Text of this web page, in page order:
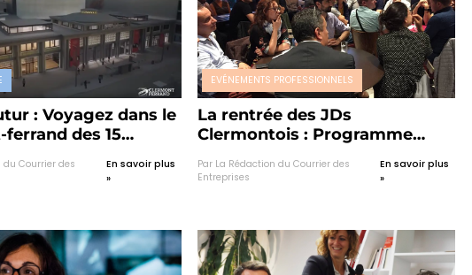
: Voyagez dans le
des 15
du Courrier des
En savoir plus
»
EVÉNEMENTS PROFESSIONNELS
La rentrée des JDs
Clermontois : Programme
dirigeants…
Par La Rédaction du Courrier des
Entreprises
En savoir plus
»